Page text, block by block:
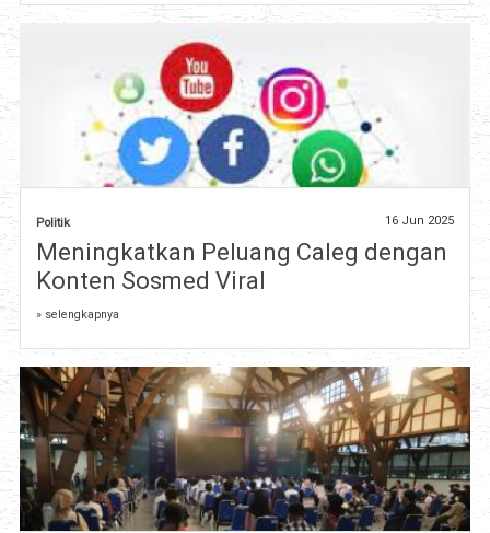
Politik 16 Jun 2025
Meningkatkan Peluang Caleg dengan
Konten Sosmed Viral
» selengkapnya